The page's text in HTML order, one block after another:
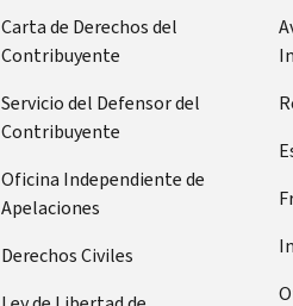
Carta de Derechos del
Contribuyente
Servicio del Defensor del
Contribuyente
Oficina Independiente de
Apelaciones
Derechos Civiles